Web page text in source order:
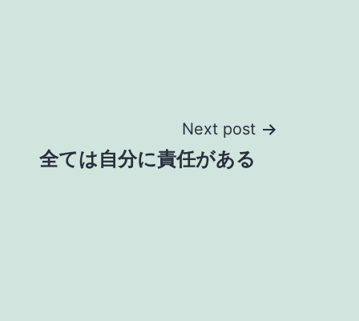
Next post
全ては自分に責任がある